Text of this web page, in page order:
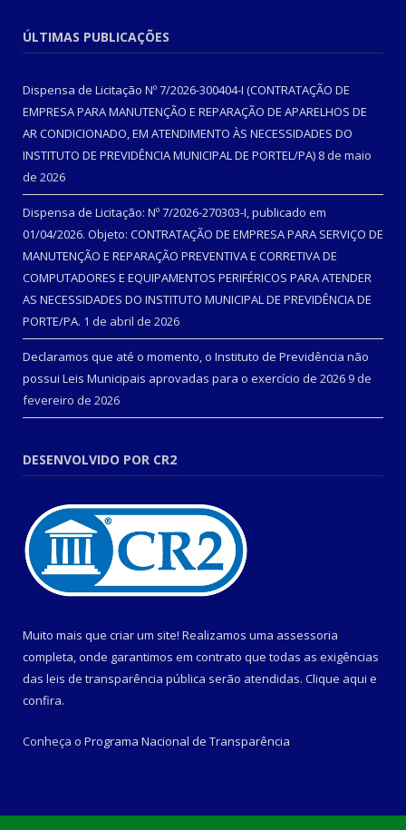
ÚLTIMAS PUBLICAÇÕES
Dispensa de Licitação Nº 7/2026-300404-I (CONTRATAÇÃO DE
EMPRESA PARA MANUTENÇÃO E REPARAÇÃO DE APARELHOS DE
AR CONDICIONADO, EM ATENDIMENTO ÀS NECESSIDADES DO
INSTITUTO DE PREVIDÊNCIA MUNICIPAL DE PORTEL/PA) 8 de maio
de 2026
Dispensa de Licitação: Nº 7/2026-270303-I, publicado em
01/04/2026. Objeto: CONTRATAÇÃO DE EMPRESA PARA SERVIÇO DE
MANUTENÇÃO E REPARAÇÃO PREVENTIVA E CORRETIVA DE
COMPUTADORES E EQUIPAMENTOS PERIFÉRICOS PARA ATENDER
AS NECESSIDADES DO INSTITUTO MUNICIPAL DE PREVIDÊNCIA DE
PORTE/PA. 1 de abril de 2026
Declaramos que até o momento, o Instituto de Previdência não
possui Leis Municipais aprovadas para o exercício de 2026 9 de
fevereiro de 2026
DESENVOLVIDO POR CR2
Muito mais que criar um site! Realizamos uma assessoria
completa, onde garantimos em contrato que todas as exigências
das leis de transparência pública serão atendidas. Clique aqui e
confira.
Conheça o Programa Nacional de Transparência